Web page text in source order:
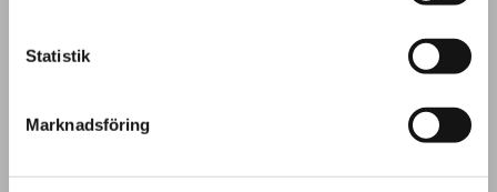
Statistik
Marknadsföring
Kundundersökning